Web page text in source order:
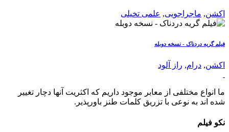
اکشن, ماجراجویی, علمی تخیلی
فیلم گریه دردناک - نسخه دوبله
اکشن, درام, راز آلود
ما انواع مختلفی از معابر موجود داریم که اکثریت آنها دچار تغییر
شده اند به نوعی با تزریق کلمات طنز باورپذیر.
نکو فیلم